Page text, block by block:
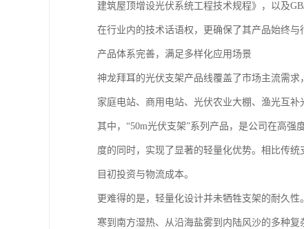
建筑屋顶增设光伏系统工程技术规程》，以及
在行业内的技术话语权，更确保了其产品始终与
产品体系完善，满足多样化应用场景
神龙拜耳的光伏支架产品线覆盖了市场主流需
家庭电站、商用电站、光伏农业大棚、渔光互补
其中，“50m光伏支架”系列产品，是公司在高
度的同时，实现了显著的轻量化优势。相比传
目初投资与物流成本。
更难得的是，轻量化设计并未牺牲支架的耐久
寒到南方湿热、从沿海盐雾到内陆风沙的多种